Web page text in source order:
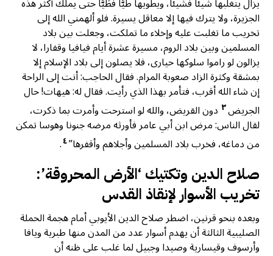
الجزيرة، ولا يترك فيها إلا معاقل يسيرة. فلو ألهمني الله إلى
تخريب ما تغلبت عليه وإخلاء ما تملكت، وجعلت بين بلاد
المسلمين وبين بلاد الروم، مسيرة عشرة أيام فيافيا وقفارا، لا
يزالون لو راموا سلوكها حيارى، فلا يصلون إلى بلاد الإسلام إلا
بمشقة وكثرة الزاد صعوبة المرام. فقال الحاجب: أنت إلى الراحة
إن شاء الله أقرب، فتأمر بهذا الذي رأيت. فقال له: هيهات! حال
الجريض٣ دون القريض، والله لو استرحت وأمرت بما ذكرت،
لقال الناس: مرض ابن أبي عامر فأورثه مرضه جنونا وهوسا تمكن
من دماغه، فخرب بلاد المسلمين وأجلاهم وأقفرها”٤.
صلاح الدين وتكتيك ‘الأرض المحروقة’:
تخريب الأسوار لإنقاذ القدس
وبعده بنحو قرنين، اضطر صلاح الدين الأيوبي أمام هجمة الحملة
الصليبية الثالثة أن يهدم أسوار عدد من المدن منها طبرية ويافا
وأرسوف وقيسارية وصيدا وجبيل لما غلب على ظنه أن